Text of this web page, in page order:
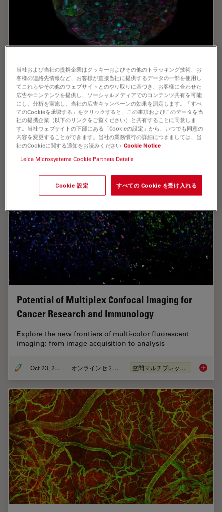
Drug Screening
Learn about notable optical microscope solutions for
phenotypic drug screening using 3D-cell culture, both
planning and execution, from this free, on-demand
webinar.
Dec 06, 2023 オンラインセミナー 3D画像表示
Potential of Multiplex Confocal Imaging for
Cancer Research and Immunology
Explore the new frontiers of multi-color fluorescent
imaging: from image acquisition to analysis
Oct 23, 2023 オンラインセミナー 空間マルチプレックス
当社および当社の提携企業はクッキーおよびその他のトラッキング技術、お
客様の連絡先情報など、お客様が直接当社に提供するデータの一部を使用し
てこれらやその他のウェブサイトとのやり取りに基づき、お客様に合わせた
広告やコンテンツを提供し、ソーシャルメディアでのコンテンツ共有を可能
にし、分析を実施し、当社の広告キャンペーンの効果を測定します。「すべ
てのCookieを承認する」をクリックすると、この事項およびこのデータを当
社の提携企業（以下のリンクをご覧ください）と共有することに同意しま
す。当社ウェブサイトの下部にある「Cookieの設定」から、いつでも同意の
内容を変更することができます。当社の業務慣行の詳細につきましては、当
社のCookieに関する通知をお読みください Cookie Notice
Leica Microsystems Cookie Partners Details
Cookie 設定 すべての Cookie を受け入れる